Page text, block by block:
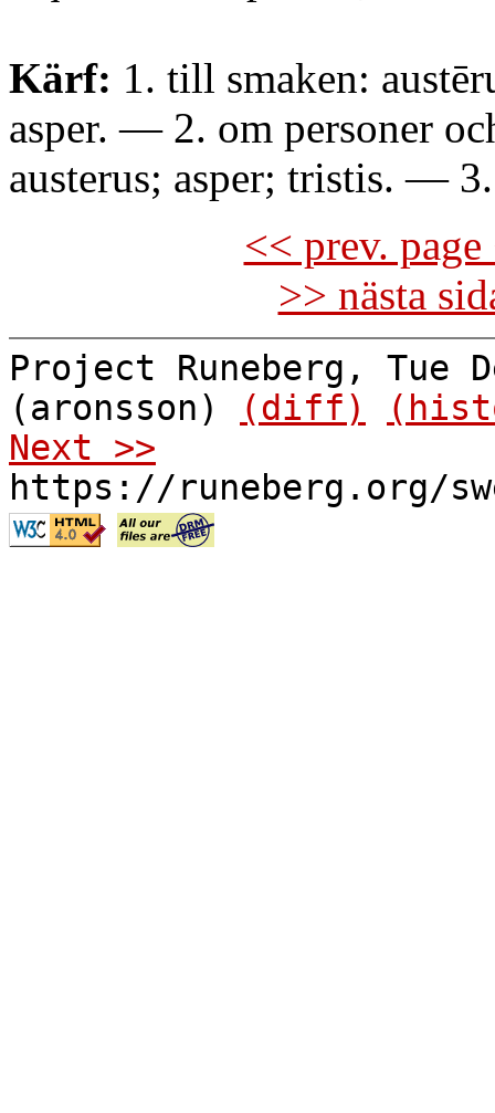
Kärf: 1. till smaken:
asper. — 2. om personer
austerus; asper; tristis. —
<< prev.
>> nästa
Project Runeberg, Tue
(aronsson)
(diff)
Next >>
https://runeberg.org/